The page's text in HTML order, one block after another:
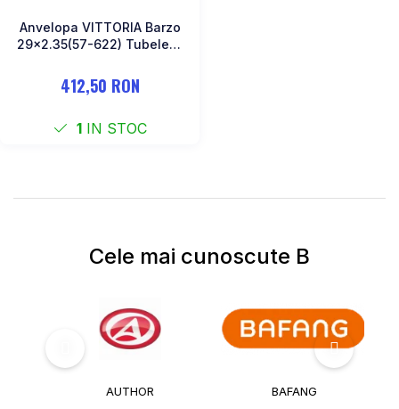
Anvelopa VITTORIA Barzo
29x2.35(57-622) Tubeless
412,50 RON
1IN STOC
Cele mai cunoscute B
AUTHOR BAFANG